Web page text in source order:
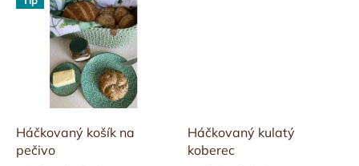
Háčkovaný košík na
pečivo
Háčkovaný kulatý
koberec